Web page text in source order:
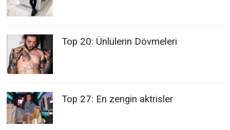
Top 20: Ünlülerin Dövmeleri
Top 27: En zengin aktrisler